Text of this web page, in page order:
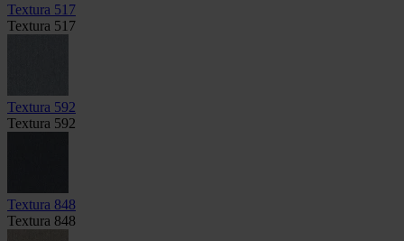
Textura 517
Textura 517
Textura 592
Textura 592
Textura 848
Textura 848